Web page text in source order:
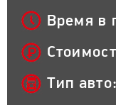
Время в
Тип